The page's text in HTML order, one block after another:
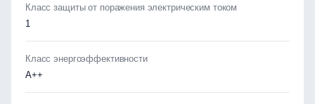
Класс защиты от поражения электрическим током
1
Класс энергоэффективности
А++